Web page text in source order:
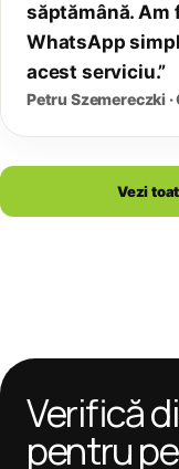
săptămână. Am
WhatsApp
acest serviciu.”
Petru Szemereczki
Vezi
Verifică
pentru